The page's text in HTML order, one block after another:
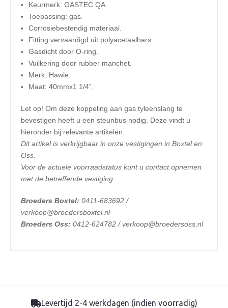
Keurmerk: GASTEC QA.
Toepassing: gas.
Corrosiebestendig materiaal.
Fitting vervaardigd uit polyacetaalhars.
Gasdicht door O-ring.
Vuilkering door rubber manchet.
Merk: Hawle.
Maat: 40mmx1 1/4".
Let op! Om deze koppeling aan gas tyleenslang te
bevestigen heeft u een steunbus nodig. Deze vindt u
hieronder bij relevante artikelen.
​Dit artikel is verkrijgbaar in onze vestigingen in Boxtel en
Oss.
Voor de actuele voorraadstatus kunt u contact opnemen
met de betreffende vestiging.
Broeders Boxtel: 0411-683692 /
verkoop@broedersboxtel.nl
Broeders Oss: 0412-624782 / verkoop@broedersoss.nl
Levertijd 2-4 werkdagen (indien voorradig)